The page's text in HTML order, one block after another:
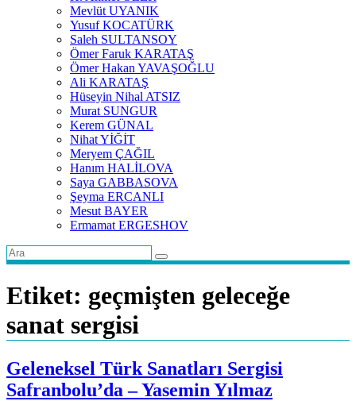
Mevlüt UYANIK
Yusuf KOCATÜRK
Saleh SULTANSOY
Ömer Faruk KARATAŞ
Ömer Hakan YAVAŞOĞLU
Ali KARATAŞ
Hüseyin Nihal ATSIZ
Murat SUNGUR
Kerem GÜNAL
Nihat YİĞİT
Meryem ÇAĞIL
Hanım HALİLOVA
Saya GABBASOVA
Şeyma ERCANLI
Mesut BAYER
Ermamat ERGESHOV
Etiket: geçmişten geleceğe
sanat sergisi
Geleneksel Türk Sanatları Sergisi
Safranbolu’da – Yasemin Yılmaz